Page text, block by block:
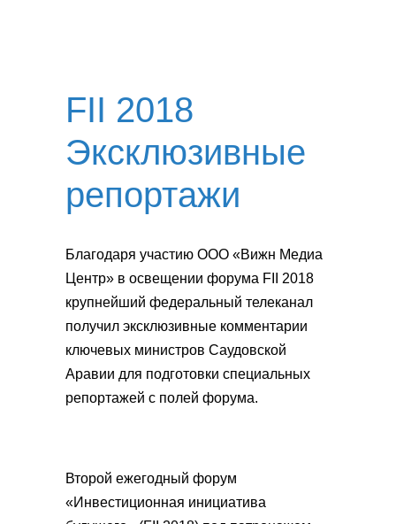
Благодаря участию ООО «Вижн Медиа
Центр» в освещении форума FII 2018
крупнейший федеральный телеканал
получил эксклюзивные комментарии
ключевых министров Саудовской
Аравии для подготовки специальных
репортажей с полей форума.
Второй ежегодный форум
«Инвестиционная инициатива
FII 2018
Эксклюзивные
репортажи